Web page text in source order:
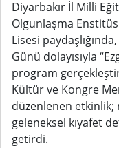
Diyarbakır İl Milli
Olgunlaşma
Lisesi
Günü dolayısıyla
program
Kültür ve Kongre
düzenlenen
geleneksel kıyafet
getirdi.